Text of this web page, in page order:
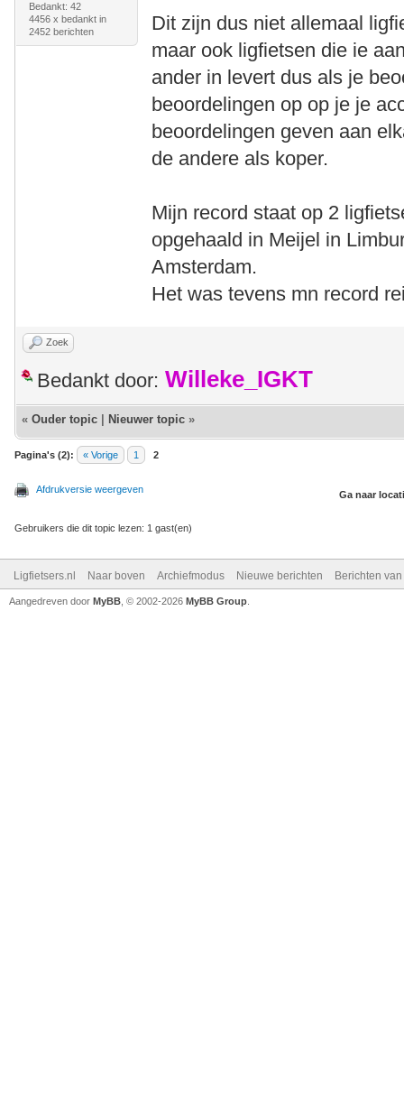
Bedankt: 42
4456 x bedankt in
2452 berichten
Dit zijn dus niet allemaal
maar ook ligfietsen die ie
ander in levert dus als je
beoordelingen op op je je
beoordelingen geven aan
de andere als koper.
Mijn record staat op 2
opgehaald in Meijel in
Amsterdam.
Het was tevens mn record
Zoek
Bedankt door: Willeke_IGKT
« Ouder topic Nieuwer topic »
Pagina's (2): « Vorige 1 2
Afdrukversie weergeven Ga naar
Gebruikers die dit topic lezen: 1 gast(en)
Ligfietsers.nl Naar boven Archiefmodus Nieuwe berichten Berichten
Aangedreven door MyBB , © 2002-2026 MyBB Group